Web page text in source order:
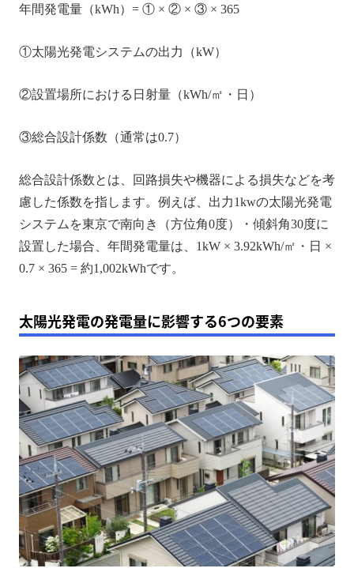
年間発電量（kWh）= ① × ② × ③ × 365
①太陽光発電システムの出力（kW）
②設置場所における日射量（kWh/㎡・日）
③総合設計係数（通常は0.7）
総合設計係数とは、回路損失や機器による損失などを考
慮した係数を指します。例えば、出力1kwの太陽光発電
システムを東京で南向き（方位角0度）・傾斜角30度に
設置した場合、年間発電量は、1kW × 3.92kWh/㎡・日 ×
0.7 × 365 = 約1,002kWhです。
太陽光発電の発電量に影響する6つの要素